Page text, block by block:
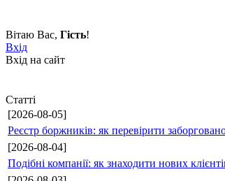
Вітаю Вас, Гість!
Вхід
Вхід на сайт
Статті
[2026-08-05]
Реєстр боржників: як перевірити
[2026-08-04]
Подібні компанії: як знаходити нових